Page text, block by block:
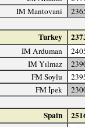
IM Mantovani
Turkey
IM Arduman
IM Yılmaz
FM Soylu
FM İpek
Spain